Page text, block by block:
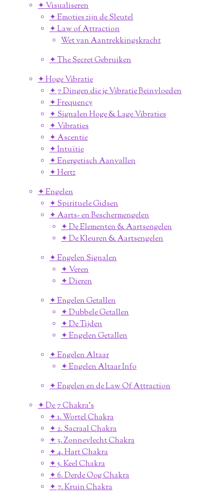
✦ Visualiseren
✦ Emoties zijn de Sleutel
✦ Law of Attraction
Wet van Aantrekkingskracht
✦ The Secret Gebruiken
✦ Hoge Vibratie
✦ 7 Dingen die je Vibratie Beinvloeden
✦ Frequency
✦ Signalen Hoge & Lage Vibraties
✦ Vibraties
✦ Ascentie
✦ Intuïtie
✦ Energetisch Aanvallen
✦ Hertz
✦ Engelen
✦ Spirituele Gidsen
✦ Aarts- en Beschermengelen
✦ De Elementen & Aartsengelen
✦ De Kleuren & Aartsengelen
✦ Engelen Signalen
✦ Veren
✦ Dieren
✦ Engelen Getallen
✦ Dubbele Getallen
✦ De Tijden
✦ Engelen Getallen
✦ Engelen Altaar
✦ Engelen Altaar Info
✦ Engelen en de Law Of Attraction
✦ De 7 Chakra's
✦ 1. Wortel Chakra
✦ 2. Sacraal Chakra
✦ 3. Zonnevlecht Chakra
✦ 4. Hart Chakra
✦ 5. Keel Chakra
✦ 6. Derde Oog Chakra
✦ 7. Kruin Chakra